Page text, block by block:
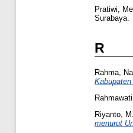
Pratiwi,
Surabaya.
R
Rahma,
Riyanto, M.
menurut